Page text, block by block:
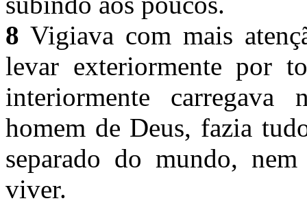
8 Vigiava com mais
levar exteriormente por
interiormente
homem de Deus, fazia
separado do mundo,
viver.